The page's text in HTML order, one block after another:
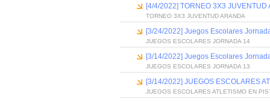
[4/4/2022] TORNEO 3X3 JUVENTUD
TORNEO 3X3 JUVENTUD ARANDA
[3/24/2022] Juegos Escolares
JUEGOS ESCOLARES JORNADA 14
[3/14/2022] Juegos Escolares
JUEGOS ESCOLARES JORNADA 13
[3/14/2022] JUEGOS ESCOLARES
JUEGOS ESCOLARES ATLETISMO EN